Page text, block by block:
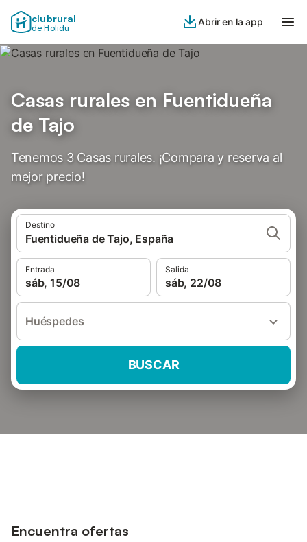
clubrural
de Holidu
Abrir en la app
Casas rurales en Fuentidueña
de Tajo
Tenemos 3 Casas rurales. ¡Compara y reserva al
mejor precio!
Destino
Fuentidueña de Tajo, España
Entrada
sáb, 15/08
Salida
sáb, 22/08
Huéspedes
BUSCAR
Encuentra ofertas